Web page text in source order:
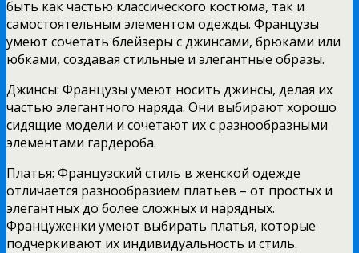
быть как частью классического костюма, так и
самостоятельным элементом одежды. Французы
умеют сочетать блейзеры с джинсами, брюками или
юбками, создавая стильные и элегантные образы.
Джинсы: Французы умеют носить джинсы, делая их
частью элегантного наряда. Они выбирают хорошо
сидящие модели и сочетают их с разнообразными
элементами гардероба.
Платья: Французский стиль в женской одежде
отличается разнообразием платьев – от простых и
элегантных до более сложных и нарядных.
Француженки умеют выбирать платья, которые
подчеркивают их индивидуальность и стиль.